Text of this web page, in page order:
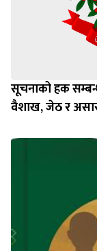
सूचनाको हक
वैशाख, जेठ र